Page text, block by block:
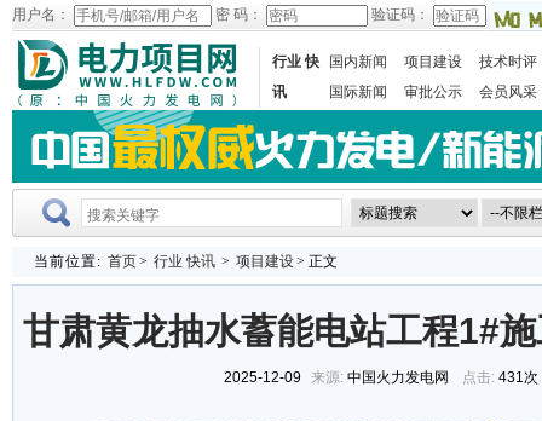
用户名： 密 码： 验证码：
行业 快
讯
国内新闻 项目建设
技术时评
国际新闻
审批公示 会员风采
当前位置: 首页> 行业 快讯 > 项目建设> 正文
甘肃黄龙抽水蓄能电站工程1#
2025-12-09 来源: 中国火力发电网 点击: 431次